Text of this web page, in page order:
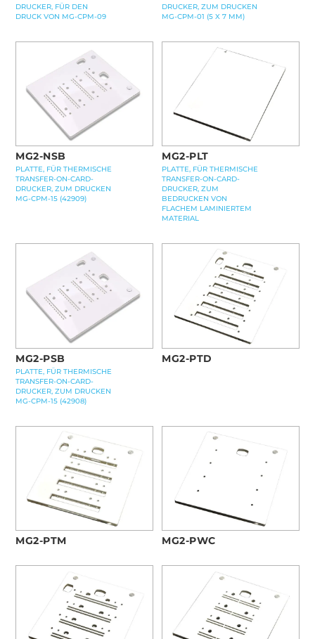
DRUCKER, FÜR DEN
DRUCK VON MG-CPM-09
DRUCKER, ZUM DRUCKEN
MG-CPM-01 (5 X 7 MM)
MG2-NSB
PLATTE, FÜR THERMISCHE
TRANSFER-ON-CARD-
DRUCKER, ZUM DRUCKEN
MG-CPM-15 (42909)
MG2-PLT
PLATTE, FÜR THERMISCHE
TRANSFER-ON-CARD-
DRUCKER, ZUM
BEDRUCKEN VON
FLACHEM LAMINIERTEM
MATERIAL
MG2-PSB
PLATTE, FÜR THERMISCHE
TRANSFER-ON-CARD-
DRUCKER, ZUM DRUCKEN
MG-CPM-15 (42908)
MG2-PTD
MG2-PTM MG2-PWC